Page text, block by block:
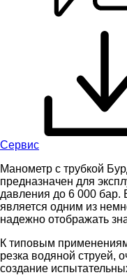
Сервис
Манометр с трубкой
предназначен для
давления до 6 000 бар.
является одним из
надежно отображать
К типовым
резка водяной струей,
создание